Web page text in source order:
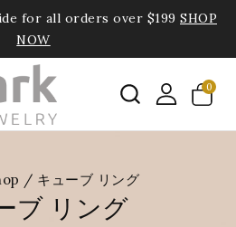
for all orders over $199 SHOP
NOW
0
/ キューブ リング
ブ リング